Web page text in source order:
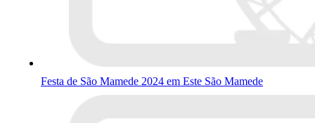
Festa de São Mamede 2024 em Este São Mamede